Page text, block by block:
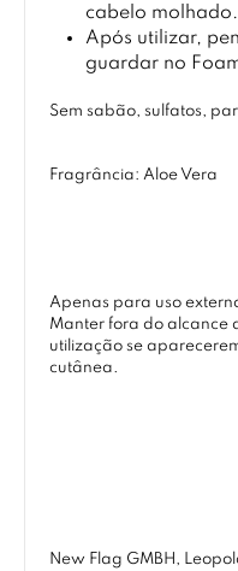
cabelo
Após utilizar,
guardar no
Sem sabão, sulfatos,
Fragrância: Aloe Vera
Apenas para uso
Manter fora do alcance
utilização se
cutânea.
New Flag GMBH,